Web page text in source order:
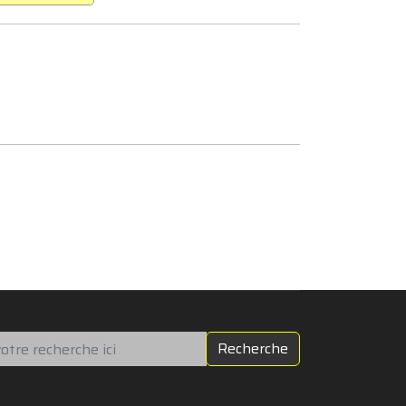
Recherche